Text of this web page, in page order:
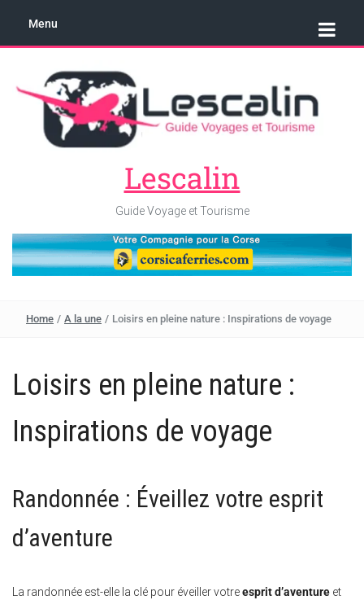
Menu
Lescalin
Guide Voyage et Tourisme
Home / A la une / Loisirs en pleine nature : Inspirations de voyage
Loisirs en pleine nature :
Inspirations de voyage
Randonnée : Éveillez votre esprit
d’aventure
La randonnée est-elle la clé pour éveiller votreesprit d’aventure et